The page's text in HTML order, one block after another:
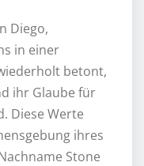
Diego,
in einer
betont,
ihr Glaube für
Diese Werte
ihres
Stone